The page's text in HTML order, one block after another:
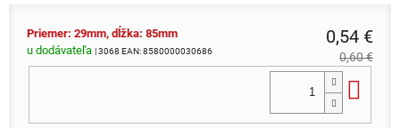
Priemer: 29mm, dĺžka: 85mm
u dodávateľa
| 3068 EAN:8580000030686
0,54 €
0,60 €